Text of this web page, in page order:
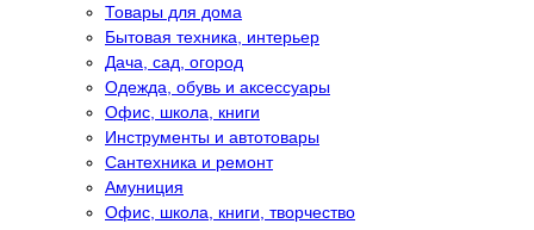
Товары для дома
Бытовая техника, интерьер
Дача, сад, огород
Одежда, обувь и аксессуары
Офис, школа, книги
Инструменты и автотовары
Сантехника и ремонт
Амуниция
Офис, школа, книги, творчество